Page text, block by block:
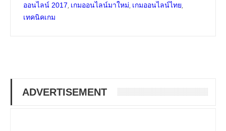
ออนไลน์ 2017, เกมออนไลน์มาใหม่, เกมออนไลน์ไทย,
เทคนิคเกม
ADVERTISEMENT